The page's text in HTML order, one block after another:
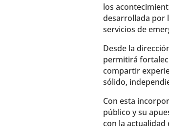
los
desarrollada por
servicios de
Desde la
permitirá
compartir
sólido,
Con esta
público y su
con la actualidad